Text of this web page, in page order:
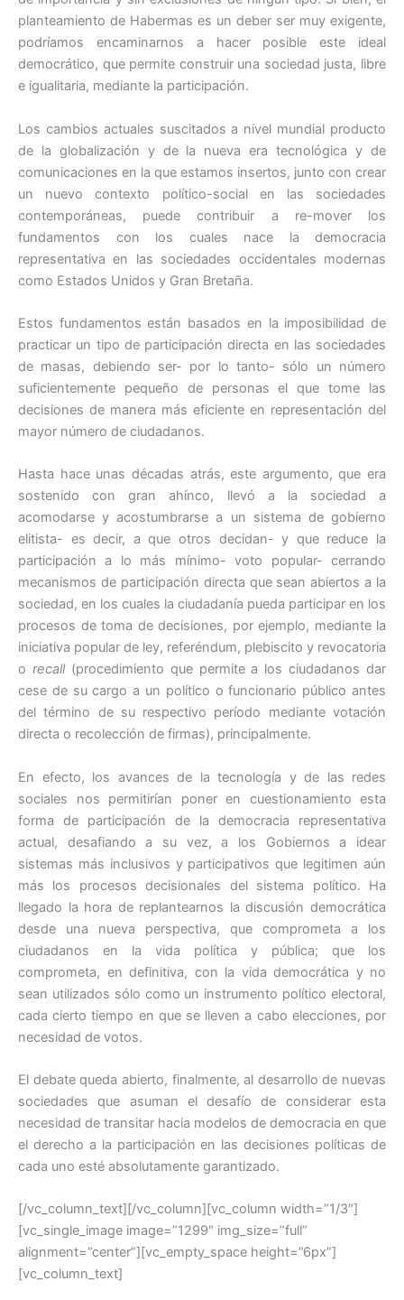
planteamiento de Habermas es un deber ser muy exigente,
podríamos encaminarnos a hacer posible este ideal
democrático, que permite construir una sociedad justa, libre
e igualitaria, mediante la participación.
Los cambios actuales suscitados a nivel mundial producto
de la globalización y de la nueva era tecnológica y de
comunicaciones en la que estamos insertos, junto con crear
un nuevo contexto político-social en las sociedades
contemporáneas, puede contribuir a re-mover los
fundamentos con los cuales nace la democracia
representativa en las sociedades occidentales modernas
como Estados Unidos y Gran Bretaña.
Estos fundamentos están basados en la imposibilidad de
practicar un tipo de participación directa en las sociedades
de masas, debiendo ser- por lo tanto- sólo un número
suficientemente pequeño de personas el que tome las
decisiones de manera más eficiente en representación del
mayor número de ciudadanos.
Hasta hace unas décadas atrás, este argumento, que era
sostenido con gran ahínco, llevó a la sociedad a
acomodarse y acostumbrarse a un sistema de gobierno
elitista- es decir, a que otros decidan- y que reduce la
participación a lo más mínimo- voto popular- cerrando
mecanismos de participación directa que sean abiertos a la
sociedad, en los cuales la ciudadanía pueda participar en los
procesos de toma de decisiones, por ejemplo, mediante la
iniciativa popular de ley, referéndum, plebiscito y revocatoria
o recall (procedimiento que permite a los ciudadanos dar
cese de su cargo a un político o funcionario público antes
del término de su respectivo período mediante votación
directa o recolección de firmas), principalmente.
En efecto, los avances de la tecnología y de las redes
sociales nos permitirían poner en cuestionamiento esta
forma de participación de la democracia representativa
actual, desafiando a su vez, a los Gobiernos a idear
sistemas más inclusivos y participativos que legitimen aún
más los procesos decisionales del sistema político. Ha
llegado la hora de replantearnos la discusión democrática
desde una nueva perspectiva, que comprometa a los
ciudadanos en la vida política y pública; que los
comprometa, en definitiva, con la vida democrática y no
sean utilizados sólo como un instrumento político electoral,
cada cierto tiempo en que se lleven a cabo elecciones, por
necesidad de votos.
El debate queda abierto, finalmente, al desarrollo de nuevas
sociedades que asuman el desafío de considerar esta
necesidad de transitar hacia modelos de democracia en que
el derecho a la participación en las decisiones políticas de
cada uno esté absolutamente garantizado.
[/vc_column_text][/vc_column][vc_column width=”1/3″]
[vc_single_image image=”1299″ img_size=”full”
alignment=”center”][vc_empty_space height=”6px”]
[vc_column_text]